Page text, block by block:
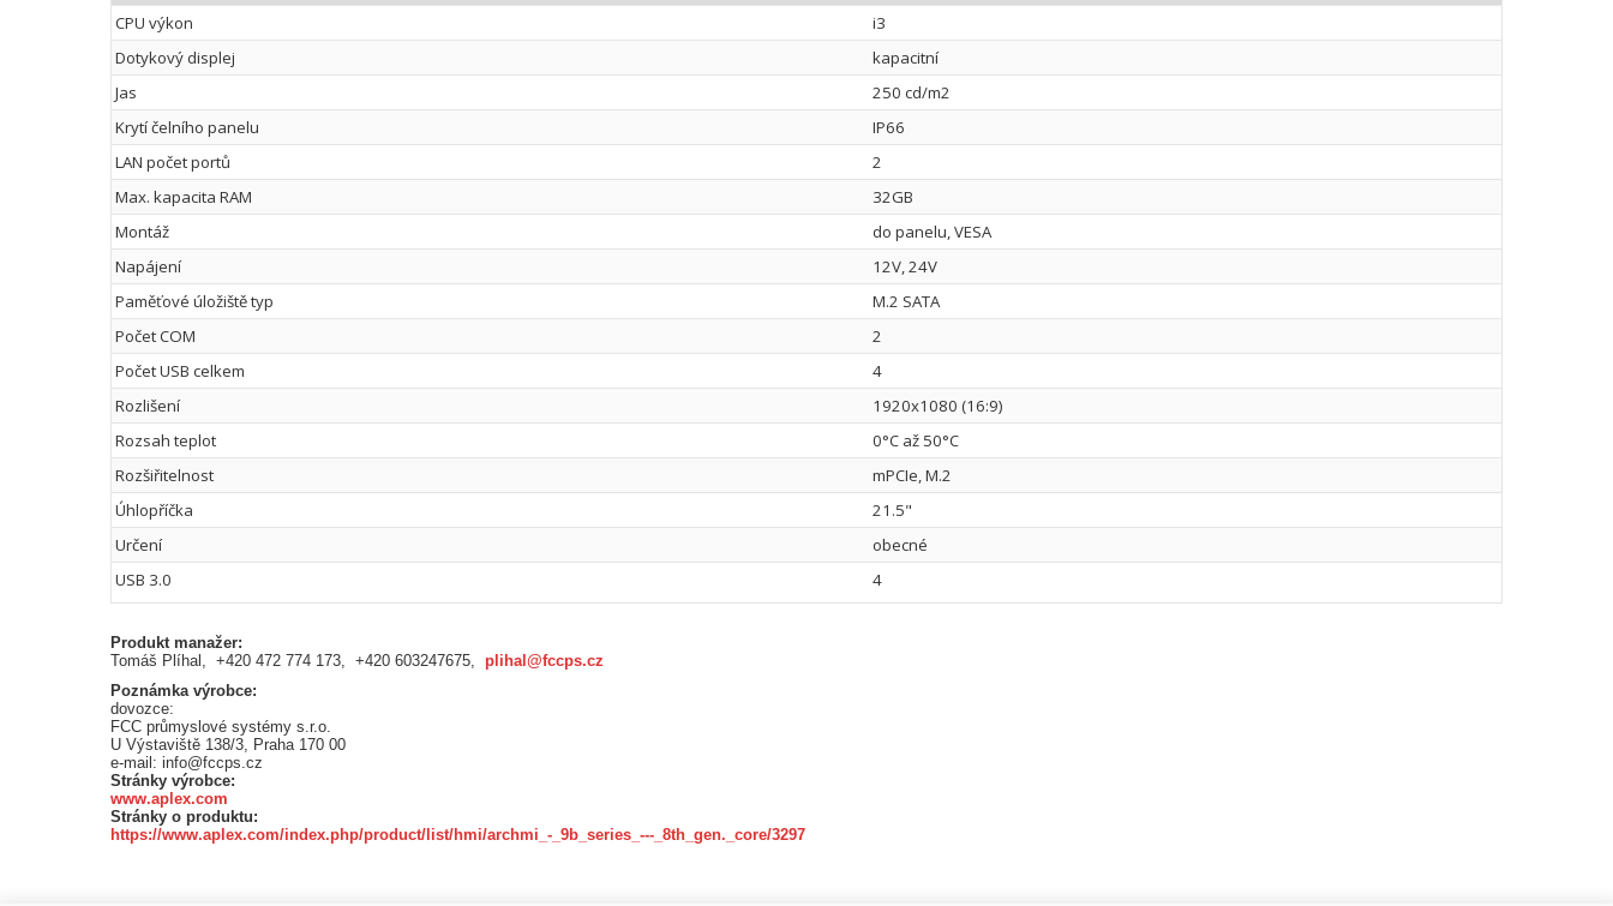
CPU výkon
i3
Dotykový displej
kapacitní
Jas
250 cd/m2
Krytí čelního panelu
IP66
LAN počet portů
2
Max. kapacita RAM
32GB
Montáž
do panelu, VESA
Napájení
12V, 24V
Paměťové úložiště typ
M.2 SATA
Počet COM
2
Počet USB celkem
4
Rozlišení
1920x1080 (16:9)
Rozsah teplot
0°C až 50°C
Rozšiřitelnost
mPCIe, M.2
Úhlopříčka
21.5"
Určení
obecné
USB 3.0
4
Produkt manažer:
Tomáš Plíhal, +420 472 774 173, +420 603247675, plihal@fccps.cz
Poznámka výrobce:
dovozce:
FCC průmyslové systémy s.r.o.
U Výstaviště 138/3, Praha 170 00
e-mail: info@fccps.cz
Stránky výrobce:
www.aplex.com
Stránky o produktu:
https://www.aplex.com/index.php/product/list/hmi/archmi_-_9b_series_---_8th_gen._core/3297